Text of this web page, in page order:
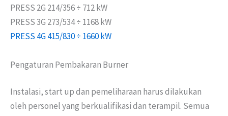
PRESS 2G 214/356 ÷ 712 kW
PRESS 3G 273/534 ÷ 1168 kW
PRESS 4G 415/830 ÷ 1660 kW
Pengaturan Pembakaran Burner
Instalasi, start up dan pemeliharaan harus dilakukan
oleh personel yang berkualifikasi dan terampil. Semua